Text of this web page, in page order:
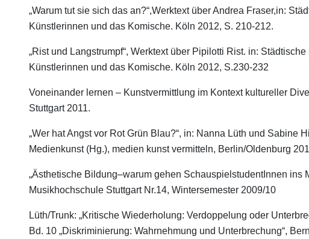
„Warum tut sie sich das an?“,Werktext über Andrea Fraser,in:
Künstlerinnen und das Komische. Köln 2012, S. 210-212.
„Rist und Langstrumpf“, Werktext über Pipilotti Rist. in:
Künstlerinnen und das Komische. Köln 2012, S.230-232
Voneinander lernen – Kunstvermittlung im Kontext kultureller
Stuttgart 2011.
„Wer hat Angst vor Rot Grün Blau?“, in: Nanna Lüth und Sabine
Medienkunst (Hg.), medien kunst vermitteln, Berlin/Oldenburg
„Ästhetische Bildung–warum gehen SchauspielstudentInnen ins
Musikhochschule Stuttgart Nr.14, Wintersemester 2009/10
Lüth/Trunk: „Kritische Wiederholung: Verdoppelung oder
Bd. 10 „Diskriminierung: Wahrnehmung und Unterbrechung“,